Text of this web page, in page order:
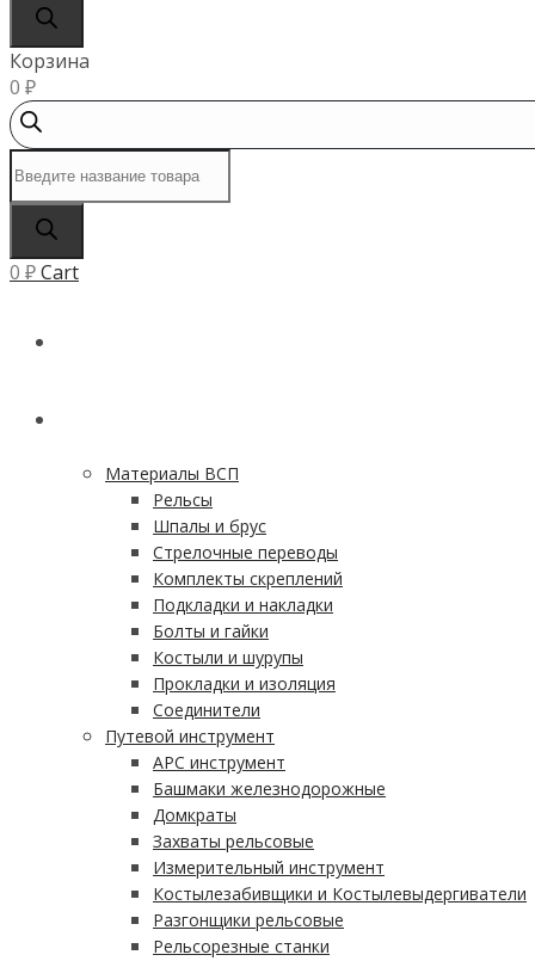
Корзина
0 ₽
товаров
0 ₽Cart
Материалы ВСП
Рельсы
Шпалы и брус
Стрелочные переводы
Комплекты скреплений
Подкладки и накладки
Болты и гайки
Костыли и шурупы
Прокладки и изоляция
Соединители
Путевой инструмент
АРС инструмент
Башмаки железнодорожные
Домкраты
Захваты рельсовые
Измерительный инструмент
Костылезабивщики и Костылевыдергиватели
Разгонщики рельсовые
Рельсорезные станки